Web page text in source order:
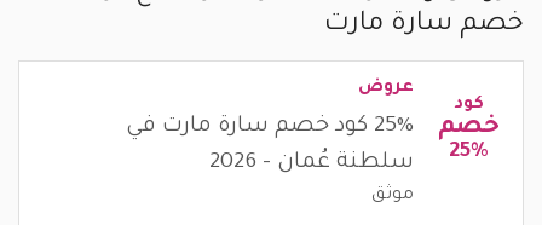
خصم سارة مارت
كود
خصم
25%
عروض
25% كود خصم سارة مارت في
سلطنة عُمان - 2026
موثق